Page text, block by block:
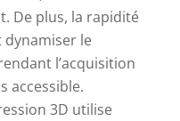
De plus, la rapidité
le
l’acquisition
accessible.
3D utilise